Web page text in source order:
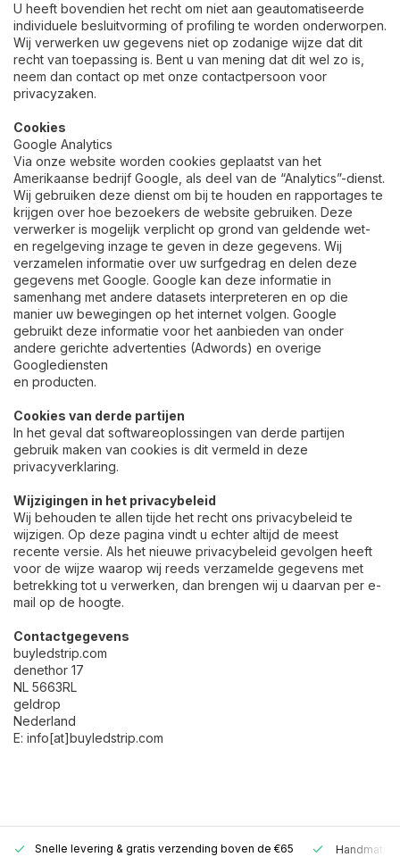
U heeft bovendien het recht om niet aan geautomatiseerde
individuele besluitvorming of profiling te worden onderworpen.
Wij verwerken uw gegevens niet op zodanige wijze dat dit
recht van toepassing is. Bent u van mening dat dit wel zo is,
neem dan contact op met onze contactpersoon voor
privacyzaken.
Cookies
Google Analytics
Via onze website worden cookies geplaatst van het
Amerikaanse bedrijf Google, als deel van de “Analytics”-dienst.
Wij gebruiken deze dienst om bij te houden en rapportages te
krijgen over hoe bezoekers de website gebruiken. Deze
verwerker is mogelijk verplicht op grond van geldende wet-
en regelgeving inzage te geven in deze gegevens. Wij
verzamelen informatie over uw surfgedrag en delen deze
gegevens met Google. Google kan deze informatie in
samenhang met andere datasets interpreteren en op die
manier uw bewegingen op het internet volgen. Google
gebruikt deze informatie voor het aanbieden van onder
andere gerichte advertenties (Adwords) en overige
Googlediensten
en producten.
Cookies van derde partijen
In het geval dat softwareoplossingen van derde partijen
gebruik maken van cookies is dit vermeld in deze
privacyverklaring.
Wijzigingen in het privacybeleid
Wij behouden te allen tijde het recht ons privacybeleid te
wijzigen. Op deze pagina vindt u echter altijd de meest
recente versie. Als het nieuwe privacybeleid gevolgen heeft
voor de wijze waarop wij reeds verzamelde gegevens met
betrekking tot u verwerken, dan brengen wij u daarvan per e-
mail op de hoogte.
Contactgegevens
buyledstrip.com
denethor 17
NL 5663RL
geldrop
Nederland
E: info[at]buyledstrip.com
Snelle levering & gratis verzending boven de €65